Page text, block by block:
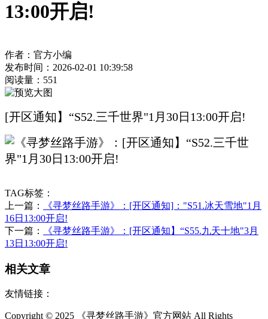
13:00开启!
作者：官方小编
发布时间：2026-02-01 10:39:58
阅读量： 551
[开区通知】“S52.三千世界"1月30日13:00开启!
TAG标签：
上一篇：
《寻梦丝路手游》：[开区通知]："S51.冰天雪地"1月
16日13:00开启!
下一篇：
《寻梦丝路手游》：[开区通知】“S55.九天十地"3月
13日13:00开启!
相关文章
友情链接：
Copyright © 2025 《寻梦丝路手游》官方网站 All Rights